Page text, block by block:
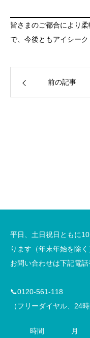
皆さまのご都合により
で、今後ともアイシー
前の記事
平日、土日祝日ともに
ります（年末年始を除く
お問い合わせは下記電話
📞0120-561-118
（フリーダイヤル、24
時間 月